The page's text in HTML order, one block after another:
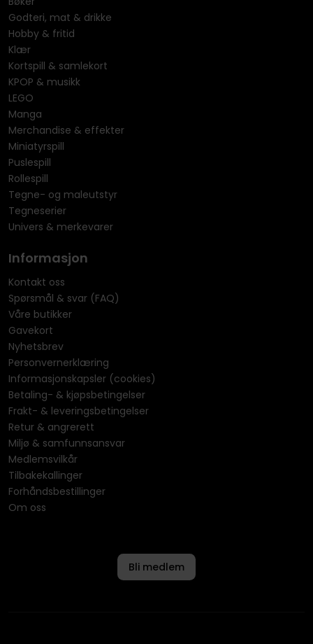
Godteri, mat & drikke
Hobby & fritid
Klær
Kortspill & samlekort
KPOP & musikk
LEGO
Manga
Merchandise & effekter
Miniatyrspill
Puslespill
Rollespill
Tegne- og maleutstyr
Tegneserier
Univers & merkevarer
Informasjon
Kontakt oss
Spørsmål & svar (FAQ)
Våre butikker
Gavekort
Nyhetsbrev
Personvernerklæring
Informasjonskapsler (cookies)
Betaling- & kjøpsbetingelser
Frakt- & leveringsbetingelser
Retur & angrerett
Miljø & samfunnsansvar
Medlemsvilkår
Tilbakekallinger
Forhåndsbestillinger
Om oss
Bli medlem